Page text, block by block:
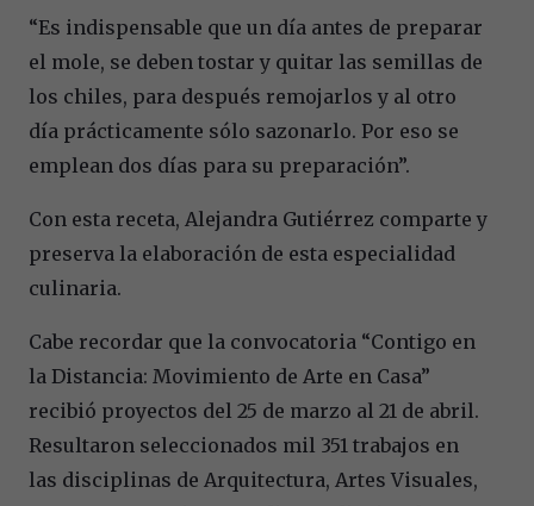
“Es indispensable que un día antes de preparar
el mole, se deben tostar y quitar las semillas de
los chiles, para después remojarlos y al otro
día prácticamente sólo sazonarlo. Por eso se
emplean dos días para su preparación”.
Con esta receta, Alejandra Gutiérrez comparte y
preserva la elaboración de esta especialidad
culinaria.
Cabe recordar que la convocatoria “Contigo en
la Distancia: Movimiento de Arte en Casa”
recibió proyectos del 25 de marzo al 21 de abril.
Resultaron seleccionados mil 351 trabajos en
las disciplinas de Arquitectura, Artes Visuales,